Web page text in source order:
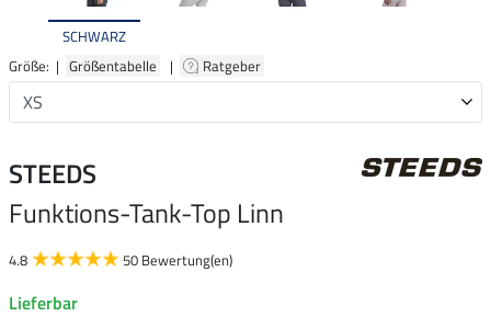
SCHWARZ
Größe: | Größentabelle | Ratgeber
STEEDS
Funktions-Tank-Top Linn
4.8 50 Bewertung(en)
Lieferbar